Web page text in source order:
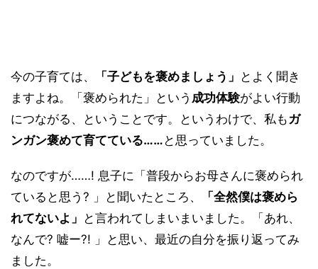
今の子育ては、 「子どもを褒めましょう」 とよく聞き
ますよね。「褒められた」という 成功体験がよい行動
につながる、ということです。というわけで、私もガ
ンガン褒めて育てている…… と思っていました。
なのですが……! 息子に「普段からお母さんに褒められ
ていると思う? 」と聞いたところ、
「全然僕は褒めら
れてないよ」 と言われてしまいまいました。「あれ、
なんで? 嘘ー?! 」と思い、最近の自分を振り返ってみ
ました。